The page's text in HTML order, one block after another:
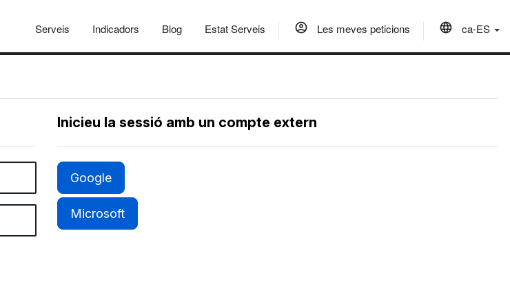
Serveis Indicadors Blog Estat Serveis Les meves peticions ca-ES
Inicieu la sessió amb un compte extern
Google
Microsoft